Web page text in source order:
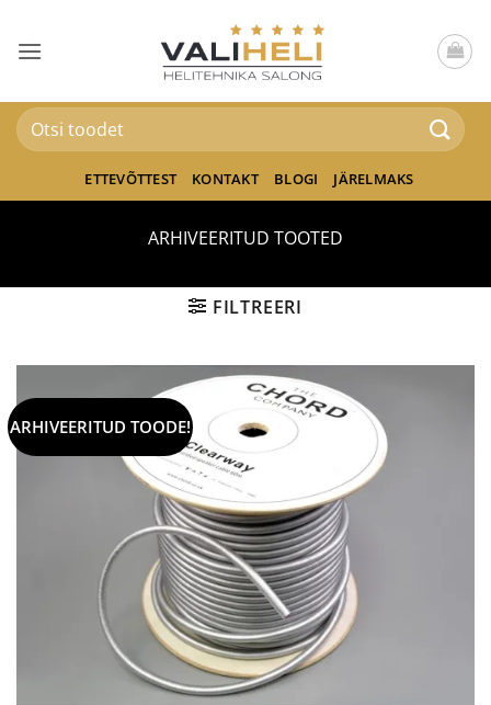
content
Otsi:
ETTEVÕTTEST KONTAKT BLOGI JÄRELMAKS
ARHIVEERITUD TOOTED
FILTREERI
ARHIVEERITUD TOODE!